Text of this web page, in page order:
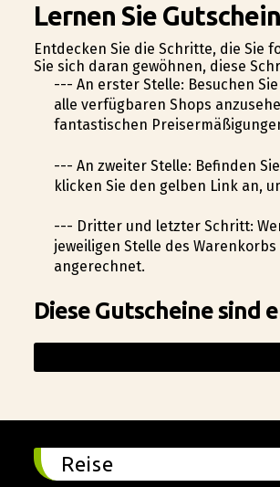
Lernen Sie
Entdecken Sie die Schritte, die Sie
Sie sich daran gewöhnen, diese
--- An erster Stelle: Besuchen
alle verfügbaren Shops
fantastischen
--- An zweiter Stelle: Befinden
klicken Sie den gelben Link an,
--- Dritter und letzter Schritt:
jeweiligen Stelle des
angerechnet.
Diese Gutscheine sind
Reise